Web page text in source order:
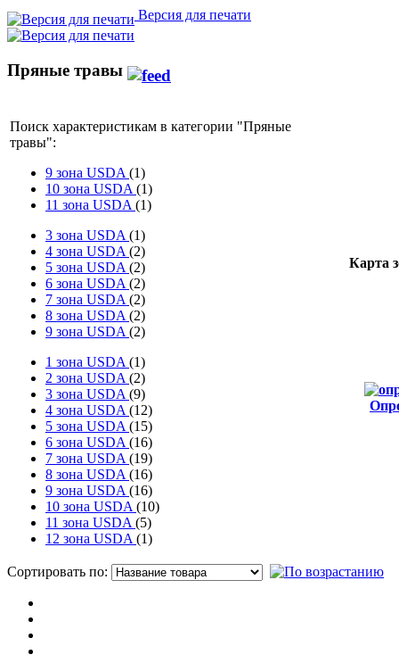
Версия для печати
Пряные травы
Поиск характеристикам в категории "Пряные
травы":
9 зона USDA(1)
10 зона USDA(1)
11 зона USDA(1)
3 зона USDA(1)
4 зона USDA(2)
5 зона USDA(2)
6 зона USDA(2)
7 зона USDA(2)
8 зона USDA(2)
9 зона USDA(2)
1 зона USDA(1)
2 зона USDA(2)
3 зона USDA(9)
4 зона USDA(12)
5 зона USDA(15)
6 зона USDA(16)
7 зона USDA(19)
8 зона USDA(16)
9 зона USDA(16)
10 зона USDA(10)
11 зона USDA(5)
12 зона USDA(1)
Карта
Сортировать по: